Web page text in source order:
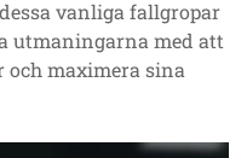
vanliga fallgropar
utmaningarna med att
maximera sina